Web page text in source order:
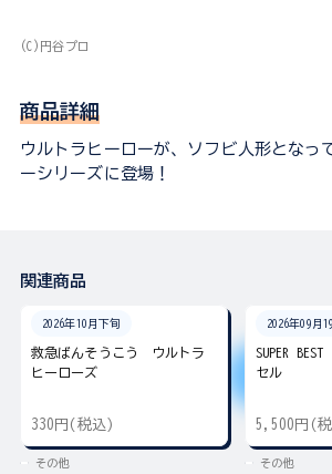
(C)円谷プロ
商品詳細
ウルトラヒーローが、ソフビ人形となっ
ーシリーズに登場！
関連商品
2026年10月下旬
救急ばんそうこう ウルトラ
ヒーローズ
330円(税込)
その他
2026年09月
SUPER
セル
5,500円(
その他